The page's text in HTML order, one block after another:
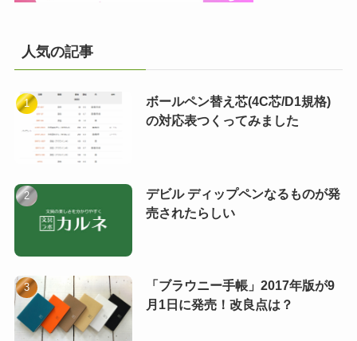
人気の記事
ボールペン替え芯(4C芯/D1規格)
の対応表つくってみました
デビル ディップペンなるものが発
売されたらしい
「ブラウニー手帳」2017年版が9
月1日に発売！改良点は？